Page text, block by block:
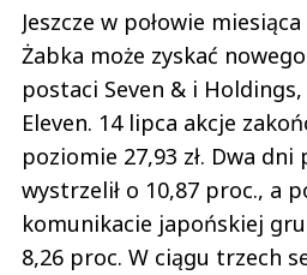
Jeszcze w połowie
Żabka może zyskać
postaci Seven & i Holdings,
Eleven. 14 lipca akcje
poziomie 27,93 zł. Dwa dni
wystrzelił o 10,87 proc., a
komunikacie japońskiej
8,26 proc. W ciągu trzech